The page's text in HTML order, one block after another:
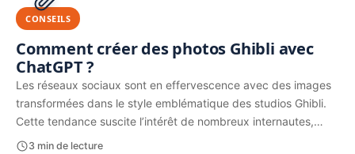
CONSEILS
Comment créer des photos Ghibli avec
ChatGPT ?
Les réseaux sociaux sont en effervescence avec des images
transformées dans le style emblématique des studios Ghibli.
Cette tendance suscite l’intérêt de nombreux internautes,…
3 min de lecture